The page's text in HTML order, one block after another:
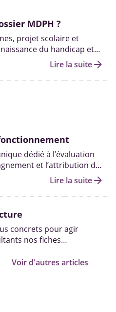
MDPH ?
projet scolaire et
du handicap et
sont liés passent par le
renouvellement et suivi…
à effectuer.
Lire la suitearrow_forward
dédié à l’évaluation
et l’attribution des
handicapées.Lire la suitearrow_forward
concrets pour agir
nos fiches
Voir d'autres articles